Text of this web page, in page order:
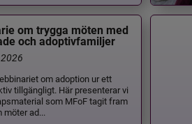
om trygga möten med
och adoptivfamiljer
om adoption ur ett
tillgängligt. Här presenterar vi
som MFoF tagit fram
möter ad...